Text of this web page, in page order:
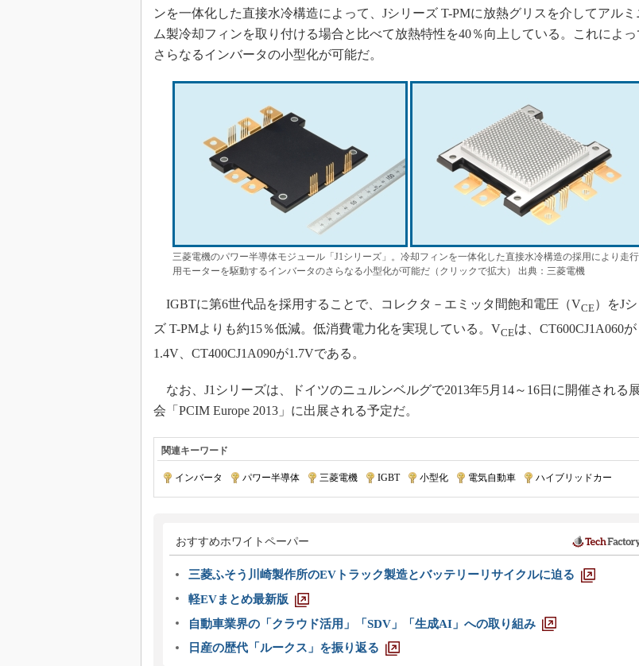
新型コロナへの対応
ンを一体化した直接水冷構造によって、Jシリーズ T-PMに放熱グリスを介してアルミ
ム製冷却フィンを取り付ける場合と比べて放熱特性を40％向上している。これによっ
さらなるインバータの小型化が可能だ。
三菱電機のパワー半導体モジュール「J1シリーズ」。冷却フィンを一体化した直接水冷構造の採用により走行
用モーターを駆動するインバータのさらなる小型化が可能だ（クリックで拡大） 出典：三菱電機
IGBTに第6世代品を採用することで、コレクタ－エミッタ間飽和電圧（VCE）をJ
ズ T-PMよりも約15％低減。低消費電力化を実現している。VCEは、CT600CJ1A060が
1.4V、CT400CJ1A090が1.7Vである。
なお、J1シリーズは、ドイツのニュルンベルグで2013年5月14～16日に開催される
会「PCIM Europe 2013」に出展される予定だ。
関連キーワード
インバータ パワー半導体 三菱電機 IGBT| 小型化 電気自動車 ハイブリッドカー
おすすめホワイトペーパー
三菱ふそう川崎製作所のEVトラック製造とバッテリーリサイクルに迫る
軽EVまとめ最新版
自動車業界の「クラウド活用」「SDV」「生成AI」への取り組み
日産の歴代「ルークス」を振り返る